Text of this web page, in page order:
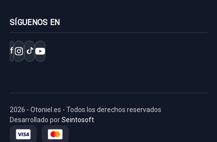
SÍGUENOS EN
f
2026 - Otoniel.es - Todos los derechos reservados
Desarrollado porSeintosoft